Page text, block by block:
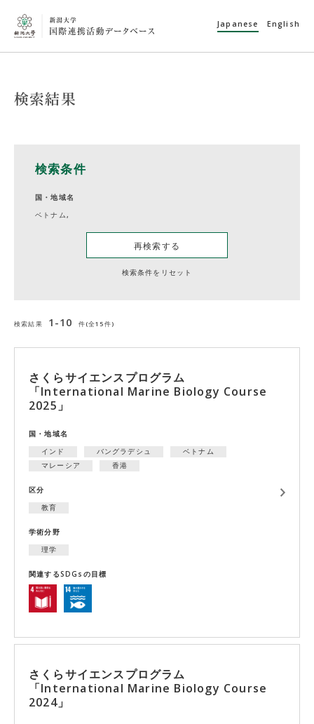
Japanese English
検索結果
検索条件
国・地域名
ベトナム,
再検索する
検索条件をリセット
検索結果 1-10 件(全15件)
さくらサイエンスプログラム
「International Marine Biology Course
2025」
国・地域名
インド
バングラデシュ
ベトナム
マレーシア
香港
区分
教育
学術分野
理学
関連するSDGsの目標
さくらサイエンスプログラム
「International Marine Biology Course
2024」